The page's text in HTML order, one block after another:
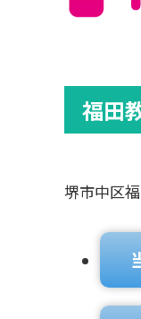
福田
堺市中区